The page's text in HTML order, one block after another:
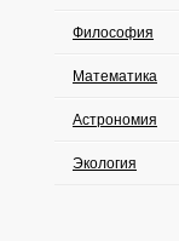
Философия
Математика
Астрономия
Экология